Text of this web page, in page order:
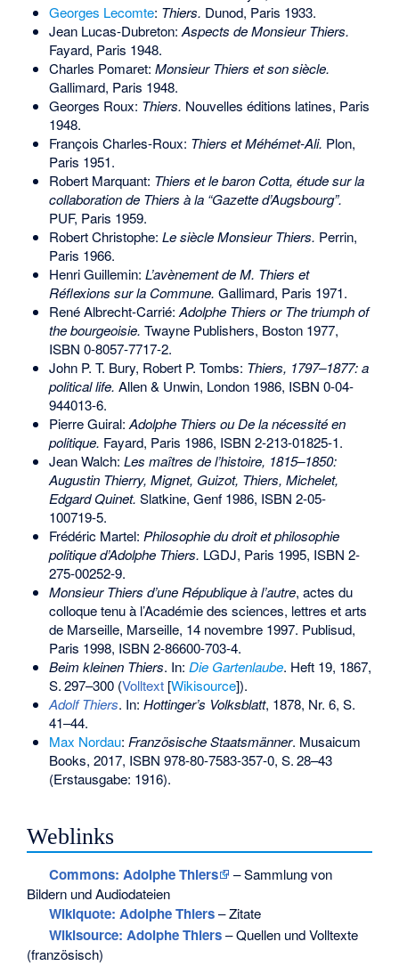
Georges Lecomte: Thiers. Dunod, Paris 1933.
Jean Lucas-Dubreton: Aspects de Monsieur Thiers.
Fayard, Paris 1948.
Charles Pomaret: Monsieur Thiers et son siècle.
Gallimard, Paris 1948.
Georges Roux: Thiers. Nouvelles éditions latines, Paris
1948.
François Charles-Roux: Thiers et Méhémet-Ali. Plon,
Paris 1951.
Robert Marquant: Thiers et le baron Cotta, étude sur la
collaboration de Thiers à la “Gazette d’Augsbourg”.
PUF, Paris 1959.
Robert Christophe: Le siècle Monsieur Thiers. Perrin,
Paris 1966.
Henri Guillemin: L’avènement de M. Thiers et
Réflexions sur la Commune. Gallimard, Paris 1971.
René Albrecht-Carrié: Adolphe Thiers or The triumph of
the bourgeoisie. Twayne Publishers, Boston 1977,
ISBN 0-8057-7717-2.
John P. T. Bury, Robert P. Tombs: Thiers, 1797–1877: a
political life. Allen & Unwin, London 1986, ISBN 0-04-
944013-6.
Pierre Guiral: Adolphe Thiers ou De la nécessité en
politique. Fayard, Paris 1986, ISBN 2-213-01825-1.
Jean Walch: Les maîtres de l’histoire, 1815–1850:
Augustin Thierry, Mignet, Guizot, Thiers, Michelet,
Edgard Quinet. Slatkine, Genf 1986, ISBN 2-05-
100719-5.
Frédéric Martel: Philosophie du droit et philosophie
politique d’Adolphe Thiers. LGDJ, Paris 1995, ISBN 2-
275-00252-9.
Monsieur Thiers d’une République à l’autre, actes du
colloque tenu à l’Académie des sciences, lettres et arts
de Marseille, Marseille, 14 novembre 1997. Publisud,
Paris 1998, ISBN 2-86600-703-4.
Beim kleinen Thiers. In: Die Gartenlaube. Heft 19, 1867,
S.297–300(Volltext[Wikisource]).
Adolf Thiers. In: Hottinger’s Volksblatt, 1878, Nr. 6, S.
41–44.
Max Nordau: Französische Staatsmänner. Musaicum
Books, 2017, ISBN 978-80-7583-357-0, S.28–43
(Erstausgabe: 1916).
Weblinks
Commons: Adolphe Thiers
– Sammlung von
Bildern und Audiodateien
Wikiquote: Adolphe Thiers– Zitate
Wikisource: Adolphe Thiers– Quellen und Volltexte
(französisch)